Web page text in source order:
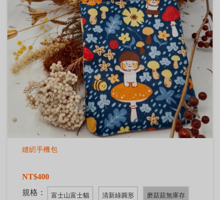
縫紉手機包
NT$400
規格：
富士山富士貓 清新綠圓形 磨菇菇無庫存